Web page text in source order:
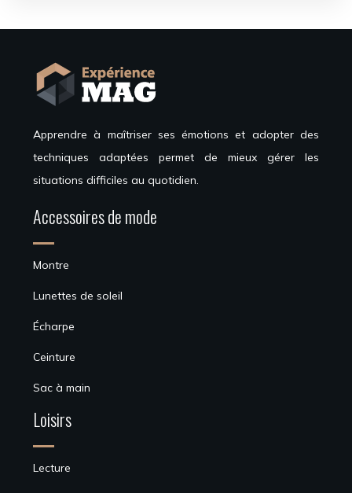
Apprendre à maîtriser ses émotions et adopter des
techniques adaptées permet de mieux gérer les
situations difficiles au quotidien.
Accessoires de mode
Montre
Lunettes de soleil
Écharpe
Ceinture
Sac à main
Loisirs
Lecture